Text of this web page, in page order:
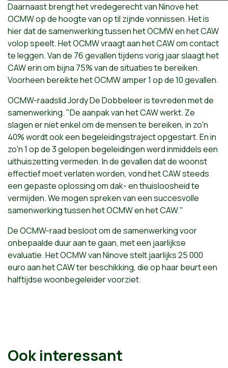
Daarnaast brengt het vredegerecht van Ninove het
OCMW op de hoogte van op til zijnde vonnissen. Het is
hier dat de samenwerking tussen het OCMW en het CAW
volop speelt. Het OCMW vraagt aan het CAW om contact
te leggen. Van de 76 gevallen tijdens vorig jaar slaagt het
CAW erin om bijna 75% van de situaties te bereiken.
Voorheen bereikte het OCMW amper 1 op de 10 gevallen.
OCMW-raadslid Jordy De Dobbeleer is tevreden met de
samenwerking. "De aanpak van het CAW werkt. Ze
slagen er niet enkel om de mensen te bereiken, in zo'n
40% wordt ook een begeleidingstraject opgestart. En in
zo'n 1 op de 3 gelopen begeleidingen werd inmiddels een
uithuiszetting vermeden. In de gevallen dat de woonst
effectief moet verlaten worden, vond het CAW steeds
een gepaste oplossing om dak- en thuisloosheid te
vermijden. We mogen spreken van een succesvolle
samenwerking tussen het OCMW en het CAW."
De OCMW-raad besloot om de samenwerking voor
onbepaalde duur aan te gaan, met een jaarlijkse
evaluatie. Het OCMW van Ninove stelt jaarlijks 25 000
euro aan het CAW ter beschikking, die op haar beurt een
halftijdse woonbegeleider voorziet.
Ook interessant